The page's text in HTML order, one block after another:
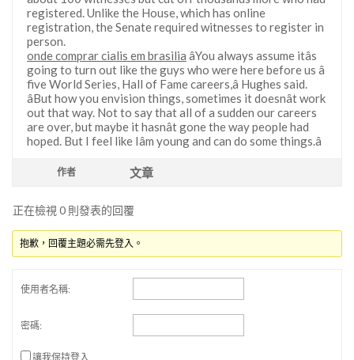
registered. Unlike the House, which has online
registration, the Senate required witnesses to register in
person.
onde comprar cialis em brasilia âYou always assume itâs
going to turn out like the guys who were here before us â
five World Series, Hall of Fame careers,â Hughes said.
âBut how you envision things, sometimes it doesnât work
out that way. Not to say that all of a sudden our careers
are over, but maybe it hasnât gone the way people had
hoped. But I feel like Iâm young and can do some things.â
作者 文章
正在檢視 0 則發表的回覆
抱歉，回覆主題必需先登入。
使用者名稱:
密碼:
讓我保持登入